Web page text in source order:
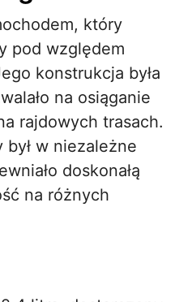
który
pod względem
konstrukcja była
na osiąganie
rajdowych trasach.
w niezależne
doskonałą
na różnych